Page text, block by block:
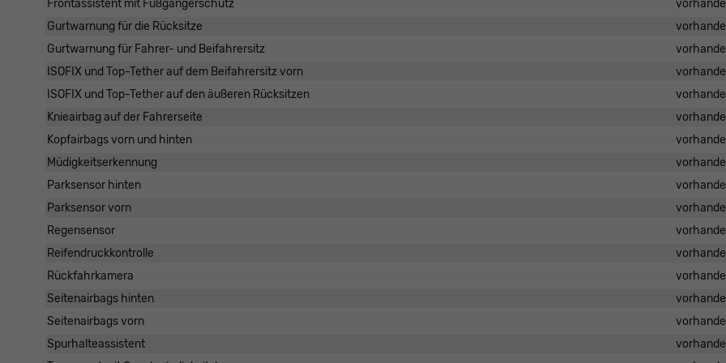
Frontassistent mit Fußgängerschutz
Gurtwarnung für die Rücksitze
Gurtwarnung für Fahrer- und Beifahrersitz
ISOFIX und Top-Tether auf dem Beifahrersitz vorn
ISOFIX und Top-Tether auf den äußeren Rücksitzen
Knieairbag auf der Fahrerseite
Kopfairbags vorn und hinten
Müdigkeitserkennung
Parksensor hinten
Parksensor vorn
Regensensor
Reifendruckkontrolle
Rückfahrkamera
Seitenairbags hinten
Seitenairbags vorn
Spurhalteassistent